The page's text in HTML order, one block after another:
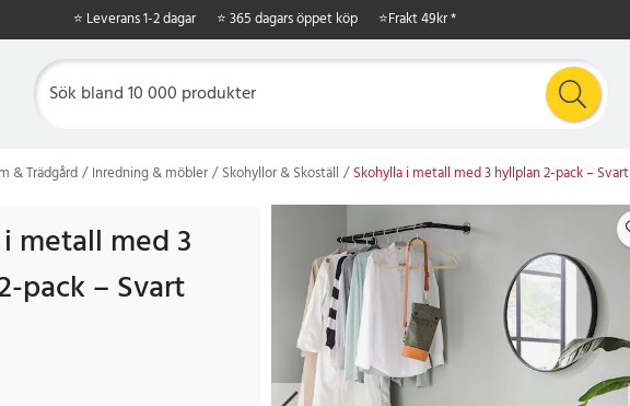
⭐ Leverans 1-2 dagar ⭐ 365 dagars öppet köp ⭐Frakt 49kr *
& Trädgård Inredning & möbler Skohyllor & Skoställ Skohylla i metall med 3 hyllplan 2-pack – Svart
metall med 3
pack – Svart